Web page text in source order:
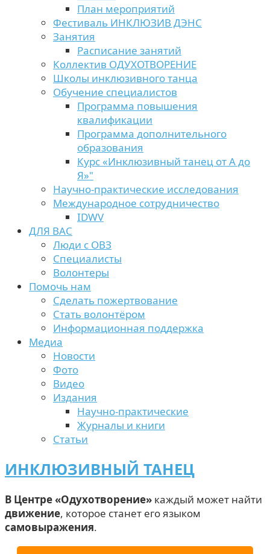
План мероприятий
Фестиваль ИНКЛЮЗИВ ДЭНС
Занятия
Расписание занятий
Коллектив ОДУХОТВОРЕНИЕ
Школы инклюзивного танца
Обучение специалистов
Программа повышения
квалификации
Программа дополнительного
образования
Курс «Инклюзивный танец от А до
Я»"
Научно-практические исследования
Международное сотрудничество
IDWV
ДЛЯ ВАС
Люди с ОВЗ
Специалисты
Волонтеры
Помочь нам
Сделать пожертвование
Стать волонтёром
Информационная поддержка
Медиа
Новости
Фото
Видео
Издания
Научно-практические
Журналы и книги
Статьи
ИНКЛЮЗИВНЫЙ ТАНЕЦ
В Центре «Одухотворение» каждый может найти
движение, которое станет его языком
самовыражения.